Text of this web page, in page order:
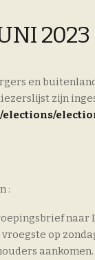
2023
en
zijn
:
naar
op
aankomen.